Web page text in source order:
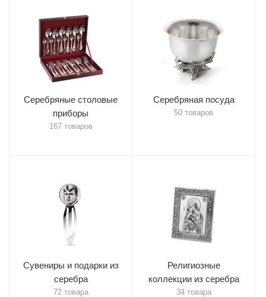
Серебряные столовые
приборы
167 товаров
Серебряная посуда
50 товаров
Сувениры и подарки из
серебра
72 товара
Религиозные
коллекции из серебра
34 товара